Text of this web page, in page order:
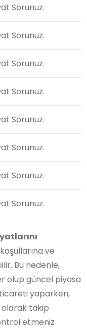
Sorunuz.
Sorunuz.
Sorunuz.
Sorunuz.
Sorunuz.
Sorunuz.
Sorunuz.
Sorunuz.
ve
Bu nedenle,
olup güncel piyasa
yaparken,
olarak takip
etmeniz